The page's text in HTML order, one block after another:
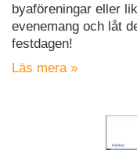
byaföreningar eller
evenemang och låt
festdagen!
Läs mera »